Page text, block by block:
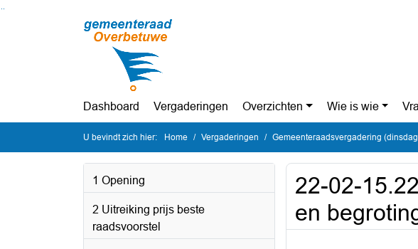
Ga naar de inhoud van deze pagina
Dashboard Vergaderingen Overzichten Wie is wie
U bevindt zich hier: Home Vergaderingen Gemeenteraadsvergadering
1 Opening
2 Uitreiking prijs beste
raadsvoorstel
22-02-
en